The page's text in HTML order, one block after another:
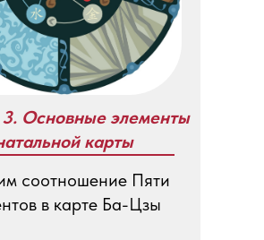
соотношение Пяти
в карте Ба-Цзы
Основные элементы
карты